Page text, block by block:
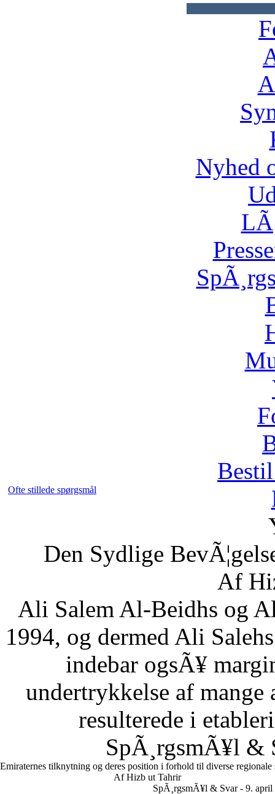
Nyhed
Ofte stillede spørgsmål
Den Sydlige
Af
Ali Salem Al-Beidhs og
1994, og dermed Ali
indebar ogsÃ¥
undertrykkelse af
resulterede i
SpÃ¸rgsmÃ¥l &
Emiraternes tilknytning og deres position i forhold til diverse regionale
Af Hizb ut Tahrir
SpÃ¸rgsmÃ¥l & Svar - 9. april